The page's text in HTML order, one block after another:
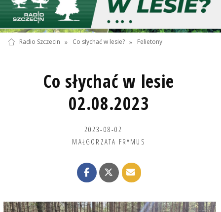
Radio Szczecin » Co słychać w lesie? » Felietony
Co słychać w lesie
02.08.2023
2023-08-02
MAŁGORZATA FRYMUS